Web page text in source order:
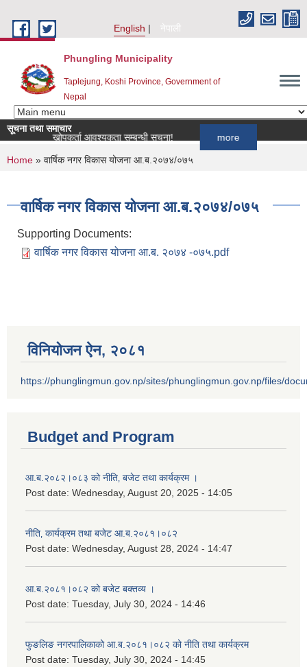
English
नेपाली
Phungling Municipality
Taplejung, Koshi Province, Government of
Nepal
सूचना तथा समाचार
लागि खोपकर्ता आवश्यकता सम्बन्धी सूचना!
You are here
Home » वार्षिक नगर विकास योजना आ.ब.२०७४/०७५
वार्षिक नगर विकास योजना आ.ब.२०७४/०७५
Supporting Documents:
वार्षिक नगर विकास योजना आ.ब. २०७४ -०७५.pdf
विनियोजन ऐन‚ २०८१
https://phunglingmun.gov.np/sites/phunglingmun.gov.np/files/
Budget and Program
आ.ब.२०८२।०८३ को नीति‚ बजेट तथा कार्यक्रम ।
Post date: Wednesday, August 20, 2025 - 14:05
नीति‚ कार्यक्रम तथा बजेट आ.ब.२०८१।०८२
Post date: Wednesday, August 28, 2024 - 14:47
आ.ब.२०८१।०८२ को बजेट बक्तव्य ।
Post date: Tuesday, July 30, 2024 - 14:46
फुङलिङ नगरपालिकाको आ.ब.२०८१।०८२ को नीति तथा कार्यक्रम
Post date: Tuesday, July 30, 2024 - 14:45